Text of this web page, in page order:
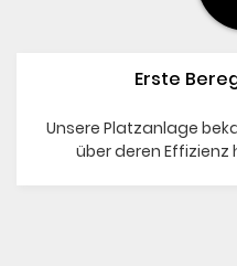
Erste
Unsere Platzanlage
über deren